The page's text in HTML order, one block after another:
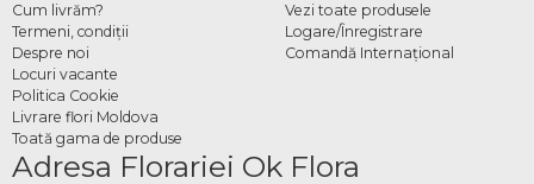
Cum livrăm?
Termeni, condiţii
Despre noi
Locuri vacante
Politica Cookie
Livrare flori Moldova
Toată gama de produse
Vezi toate produsele
Logare/Înregistrare
Comandă Internațional
Adresa Florariei Ok Flora